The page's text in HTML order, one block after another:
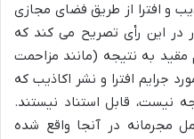
و افترا از طریق فضای مجازی
در این رأی تصریح می کند که
به نتیجه (مانند مزاحمت
جرایم افترا و نشر اکاذیب که
نیست، قابل استناد نیستند.
مجرمانه در آنجا واقع شده